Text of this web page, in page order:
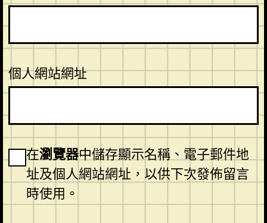
個人網站網址
在瀏覽器中儲存顯示名稱、電子郵件地
址及個人網站網址，以供下次發佈留言
時使用。